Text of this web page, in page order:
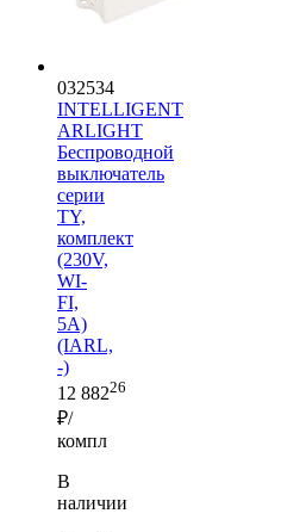
032534
INTELLIGENT
ARLIGHT
Беспроводной
выключатель
серии
TY,
комплект
(230V,
WI-
FI,
5A)
(IARL,
-)
12 88226
₽/
компл
В
наличии